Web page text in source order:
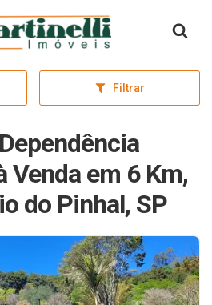
Filtrar
Venda em 6 Km,
do Pinhal, SP